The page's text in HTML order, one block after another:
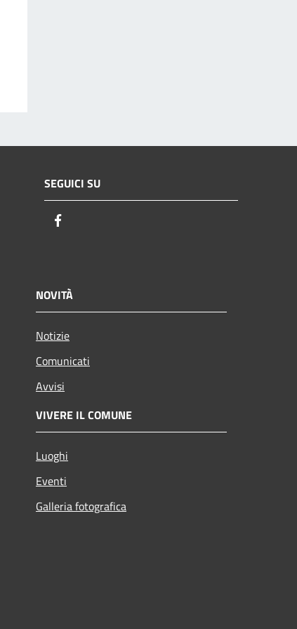
SEGUICI SU
NOVITÀ
Notizie
Comunicati
Avvisi
VIVERE IL COMUNE
Luoghi
Eventi
Galleria fotografica